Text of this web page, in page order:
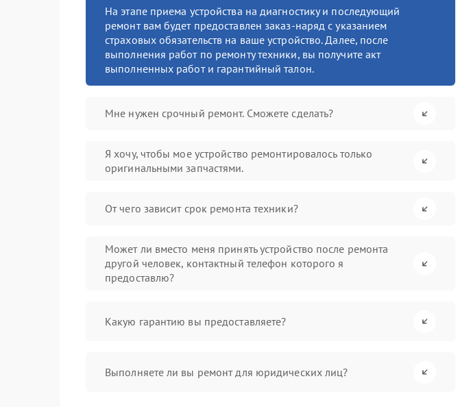
На этапе приема устройства на диагностику и последующий
ремонт вам будет предоставлен заказ-наряд с указанием
страховых обязательств на ваше устройство. Далее, после
выполнения работ по ремонту техники, вы получите акт
выполненных работ и гарантийный талон.
Мне нужен срочный ремонт. Сможете сделать?
Я хочу, чтобы мое устройство ремонтировалось только
оригинальными запчастями.
От чего зависит срок ремонта техники?
Может ли вместо меня принять устройство после ремонта
другой человек, контактный телефон которого я
предоставлю?
Какую гарантию вы предоставляете?
Выполняете ли вы ремонт для юридических лиц?